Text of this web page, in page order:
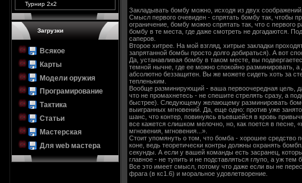
Турнир 2х2
Загрузки
Всякое
Карты
Модели оружия
Програмирование
Тактика
Статьи
Мастерская
Для web мастера
Закладывать бомбу можно, исходя из двух
Смысл первого очевиден - спрятать бомбу так, чтобы
ограничение, бомбу можно спрятать так, что с
бомбу в те места, где даже смотреть не догадаются.
саперов.
Второе хитрее. На мой взгляд, хитрые закладки
запрятанной бомбы просто долго добираться). А вот
Да, устанавливая бомбу в таком месте, вы
темной нычне, где ее можно спокойно разминировать, а
абсолютно беззащитен. Вы же можете сидеть хоть за
тепленьким.
Вообще разминирующий - ваша первоочередная цель,
что не промахнетесь - не спешите стрелять сразу, а
быстрее). Следующему желающему разминировать
выигранных мгновений. Да, еще одно: против уже
шанс, что контер, повинуясь въевшейся в кровь
все кажется слишком мелочно, но, как поется в песне,
мгновения, мгновения...».
Стоит упомянуть о том, что бомба - хорошее средство
коне, ведь теоретически контры должны охранять
секунды. А если у вашей команды есть засранец,
главное - не тупить и не подставляться глупо, а уж тем
Все это имеет смысл, потому что даже если вы не
фрага (в кс1.6) и моральное удовлетворение.